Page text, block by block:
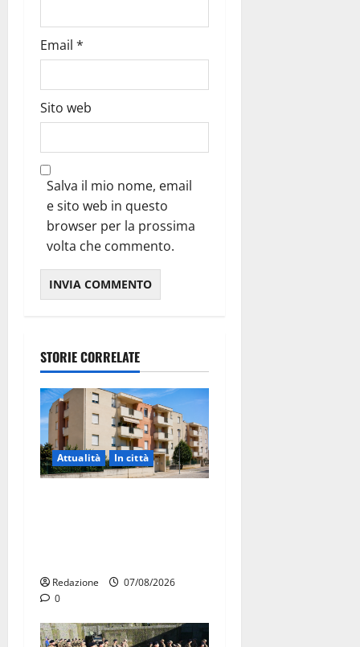
Email *
Sito web
Salva il mio nome, email
e sito web in questo
browser per la prossima
volta che commento.
STORIE CORRELATE
Attualità In città
Redazione
07/08/2026
0